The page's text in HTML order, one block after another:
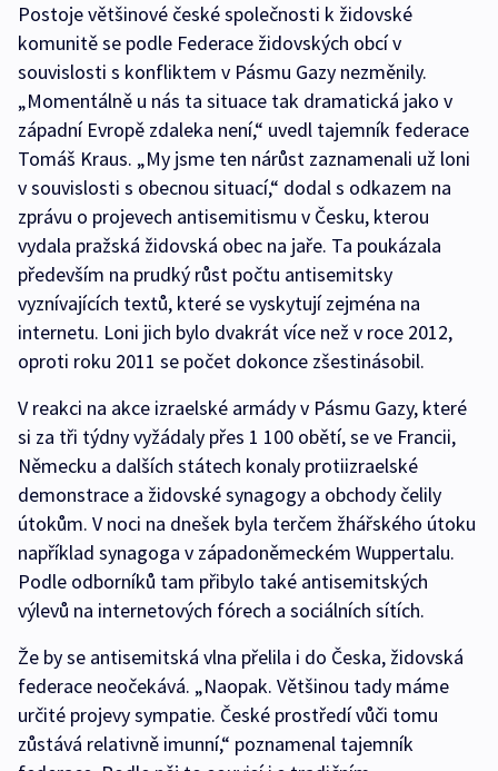
Postoje většinové české společnosti k židovské
komunitě se podle Federace židovských obcí v
souvislosti s konfliktem v Pásmu Gazy nezměnily.
„Momentálně u nás ta situace tak dramatická jako v
západní Evropě zdaleka není,“ uvedl tajemník federace
Tomáš Kraus. „My jsme ten nárůst zaznamenali už loni
v souvislosti s obecnou situací,“ dodal s odkazem na
zprávu o projevech antisemitismu v Česku, kterou
vydala pražská židovská obec na jaře. Ta poukázala
především na prudký růst počtu antisemitsky
vyznívajících textů, které se vyskytují zejména na
internetu. Loni jich bylo dvakrát více než v roce 2012,
oproti roku 2011 se počet dokonce zšestinásobil.
V reakci na akce izraelské armády v Pásmu Gazy, které
si za tři týdny vyžádaly přes 1 100 obětí, se ve Francii,
Německu a dalších státech konaly protiizraelské
demonstrace a židovské synagogy a obchody čelily
útokům. V noci na dnešek byla terčem žhářského útoku
například synagoga v západoněmeckém Wuppertalu.
Podle odborníků tam přibylo také antisemitských
výlevů na internetových fórech a sociálních sítích.
Že by se antisemitská vlna přelila i do Česka, židovská
federace neočekává. „Naopak. Většinou tady máme
určité projevy sympatie. České prostředí vůči tomu
zůstává relativně imunní,“ poznamenal tajemník